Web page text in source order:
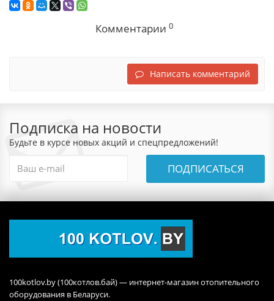
Комментарии 0
Написать комментарий
Подписка на новости
Будьте в курсе новых акций и спецпредложений!
ПОДПИСАТЬСЯ
100kotlov.by (100котлов.бай) — интернет-магазин отопительного
оборудования в Беларуси.